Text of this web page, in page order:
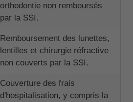
orthodontie non remboursés
par la SSI.
Remboursement des lunettes,
lentilles et chirurgie réfractive
non couverts par la SSI.
Couverture des frais
d'hospitalisation, y compris la